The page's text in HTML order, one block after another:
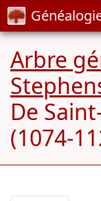
Arbre
De
(1074-